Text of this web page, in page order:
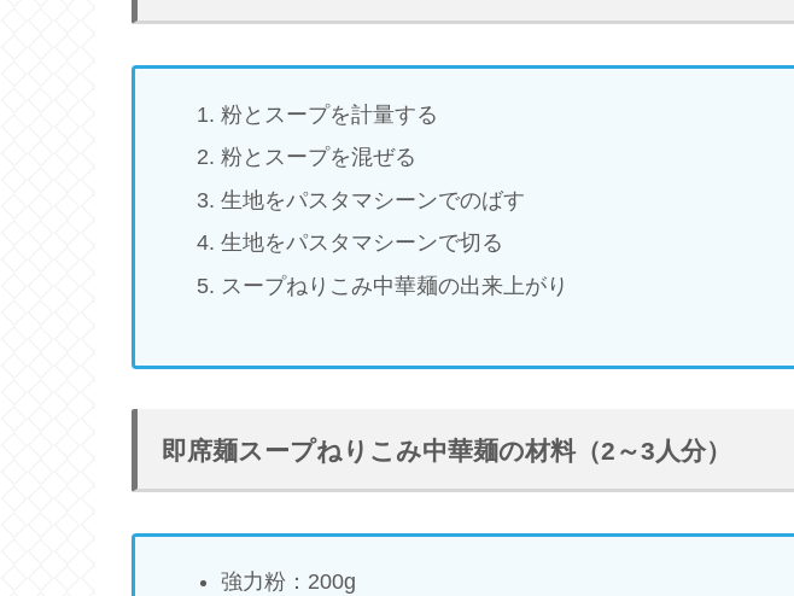
粉とスープを計量する
粉とスープを混ぜる
生地をパスタマシーンでのばす
生地をパスタマシーンで切る
スープねりこみ中華麺の出来上がり
即席麺スープねりこみ中華麺の材料（2～3人分）
強力粉：200g